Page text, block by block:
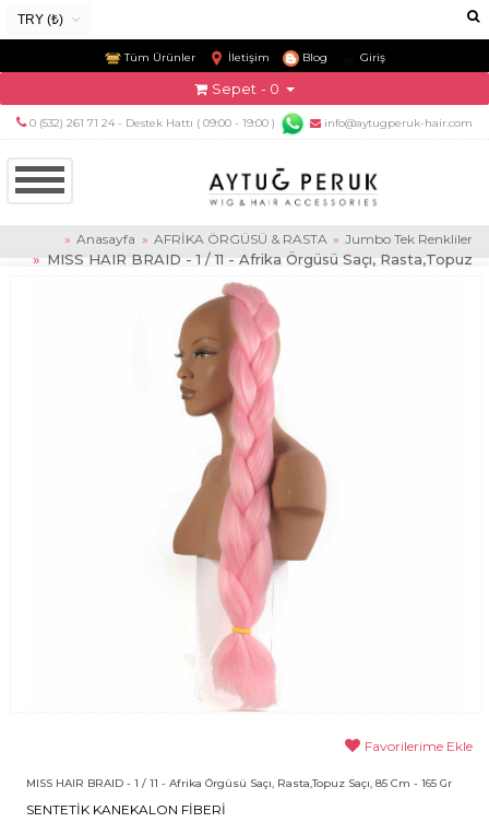
TRY (₺)
TRY (₺)
Tüm Ürünler İletişim Blog Giriş
Sepet - 0
0 (532) 261 71 24 - Destek Hattı ( 09:00 - 19:00 ) info@aytugperuk-hair.com
Anasayfa AFRİKA ÖRGÜSÜ & RASTA Jumbo Tek Renkliler
MISS HAIR BRAID - 1 / 11 - Afrika Örgüsü Saçı, Rasta,Topuz
Favorilerime Ekle
MISS HAIR BRAID - 1 / 11 - Afrika Örgüsü Saçı, Rasta,Topuz Saçı, 85 Cm - 165 Gr
​​​SENTETİK KANEKALON FİBERİ